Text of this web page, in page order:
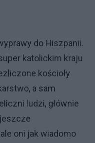
do Hiszpanii.
katolickim kraju
kościoły
a sam
ludzi, głównie
oni jak wiadomo